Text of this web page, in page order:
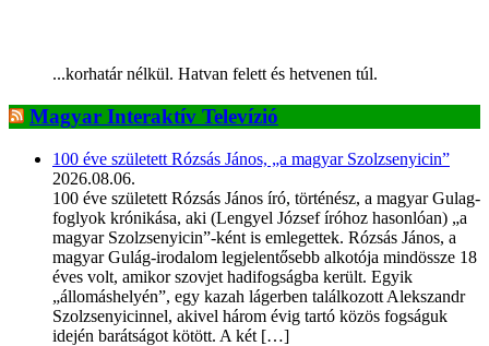
...korhatár nélkül. Hatvan felett és hetvenen túl.
Magyar Interaktív Televízió
100 éve született Rózsás János, „a magyar Szolzsenyicin”
2026.08.06.
100 éve született Rózsás János író, történész, a magyar Gulag-
foglyok krónikása, aki (Lengyel József íróhoz hasonlóan) „a
magyar Szolzsenyicin”-ként is emlegettek. Rózsás János, a
magyar Gulág-irodalom legjelentősebb alkotója mindössze 18
éves volt, amikor szovjet hadifogságba került. Egyik
„állomáshelyén”, egy kazah lágerben találkozott Alekszandr
Szolzsenyicinnel, akivel három évig tartó közös fogságuk
idején barátságot kötött. A két […]